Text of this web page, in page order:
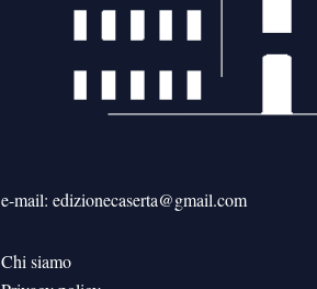
e-mail: edizionecaserta@gmail.com
Chi siamo